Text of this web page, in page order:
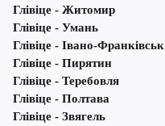
Глівіце - Житомир
Глівіце - Умань
Глівіце - Івано-Франківськ
Глівіце - Пирятин
Глівіце - Теребовля
Глівіце - Полтава
Глівіце - Звягель